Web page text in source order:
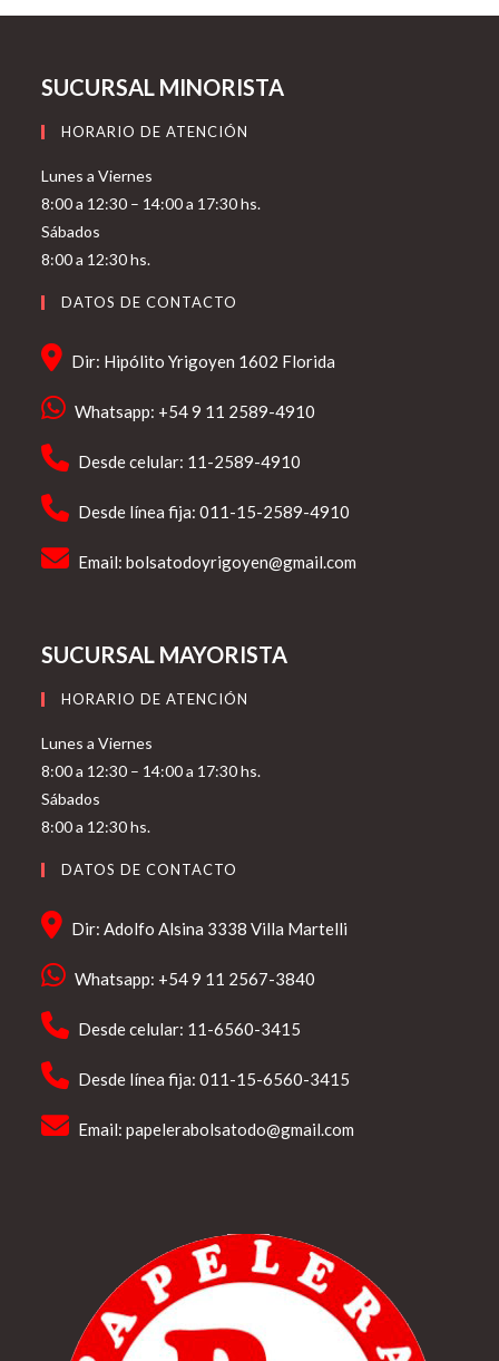
SUCURSAL MINORISTA
HORARIO DE ATENCIÓN
Lunes a Viernes
8:00 a 12:30 – 14:00 a 17:30 hs.
Sábados
8:00 a 12:30 hs.
DATOS DE CONTACTO
Dir: Hipólito Yrigoyen 1602 Florida
Whatsapp: +54 9 11 2589-4910
Desde celular: 11-2589-4910
Desde línea fija: 011-15-2589-4910
Email:bolsatodoyrigoyen@gmail.com
SUCURSAL MAYORISTA
HORARIO DE ATENCIÓN
Lunes a Viernes
8:00 a 12:30 – 14:00 a 17:30 hs.
Sábados
8:00 a 12:30 hs.
DATOS DE CONTACTO
Dir: Adolfo Alsina 3338 Villa Martelli
Whatsapp: +54 9 11 2567-3840
Desde celular: 11-6560-3415
Desde línea fija: 011-15-6560-3415
Email:papelerabolsatodo@gmail.com